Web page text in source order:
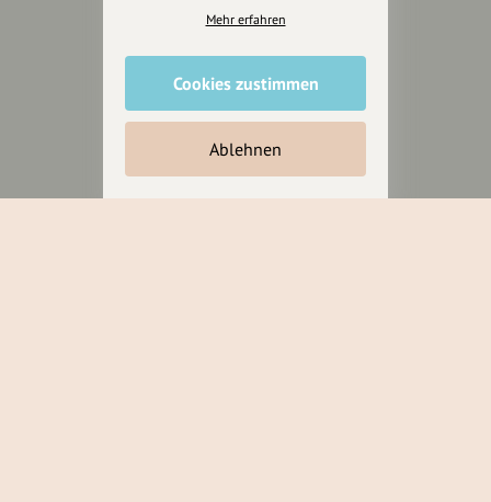
für alle, die uns besuchen
wollen.
Inhalte vorschlagen
Mehr erfahren
Cookies zustimmen
Ablehnen